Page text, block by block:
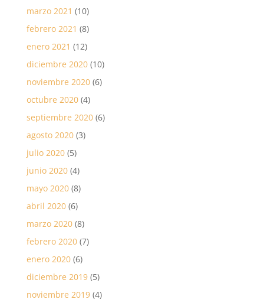
marzo 2021 (10)
febrero 2021 (8)
enero 2021 (12)
diciembre 2020(10)
noviembre 2020(6)
octubre 2020(4)
septiembre 2020(6)
agosto 2020(3)
julio 2020(5)
junio 2020(4)
mayo 2020(8)
abril 2020(6)
marzo 2020(8)
febrero 2020(7)
enero 2020(6)
diciembre 2019(5)
noviembre 2019(4)